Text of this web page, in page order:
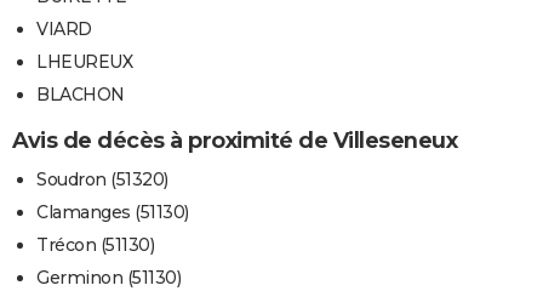
VIARD
LHEUREUX
BLACHON
Avis de décès à proximité de Villeseneux
Soudron (51320)
Clamanges (51130)
Trécon (51130)
Germinon (51130)